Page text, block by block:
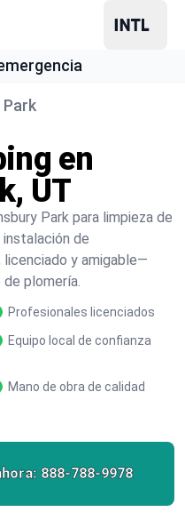
en
UT
Park para limpieza de
de
licenciado y amigable—
plomería.
Profesionales licenciados
Equipo local de confianza
Mano de obra de calidad
888-788-9978